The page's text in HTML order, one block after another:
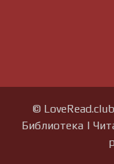
©
Библиотека |